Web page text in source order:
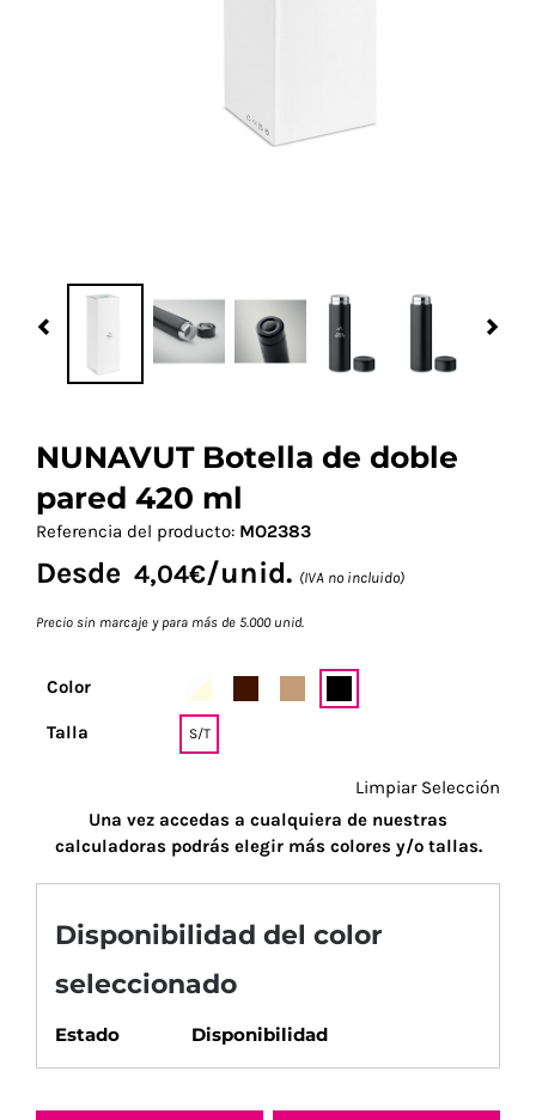
NUNAVUT Botella de doble
pared 420 ml
Referencia del producto: MO2383
Desde 4,04€/unid. (IVA no incluido)
Precio sin marcaje y para más de 5.000 unid.
Color
Talla S/T
Limpiar Selección
Una vez accedas a cualquiera de nuestras
calculadoras podrás elegir más colores y/o tallas.
Disponibilidad del color
seleccionado
Estado Disponibilidad